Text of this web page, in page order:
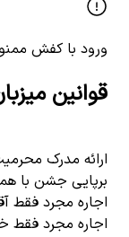
ورود با کفش
قوانین
ارائه مدرک
برپایی جشن با
اجاره مجرد فقط
اجاره مجرد فقط